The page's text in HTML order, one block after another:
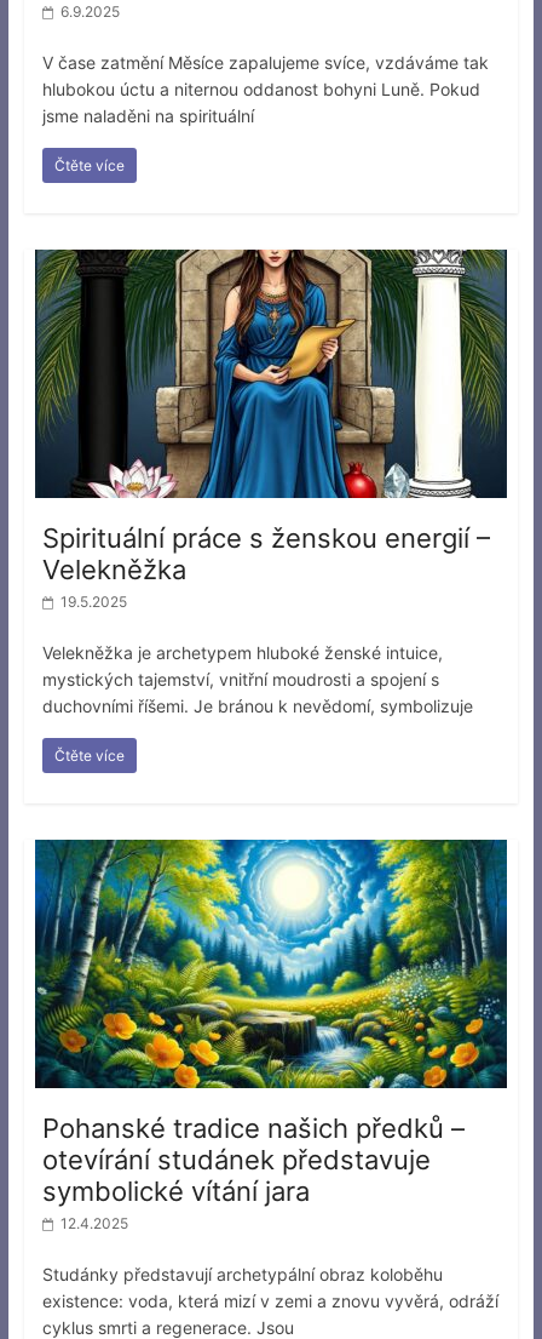
6.9.2025
V čase zatmění Měsíce zapalujeme svíce, vzdáváme tak
hlubokou úctu a niternou oddanost bohyni Luně. Pokud
jsme naladěni na spirituální
Čtěte více
Spirituální práce s ženskou energií –
Velekněžka
19.5.2025
Velekněžka je archetypem hluboké ženské intuice,
mystických tajemství, vnitřní moudrosti a spojení s
duchovními říšemi. Je bránou k nevědomí, symbolizuje
Čtěte více
Pohanské tradice našich předků –
otevírání studánek představuje
symbolické vítání jara
12.4.2025
Studánky představují archetypální obraz koloběhu
existence: voda, která mizí v zemi a znovu vyvěrá, odráží
cyklus smrti a regenerace. Jsou